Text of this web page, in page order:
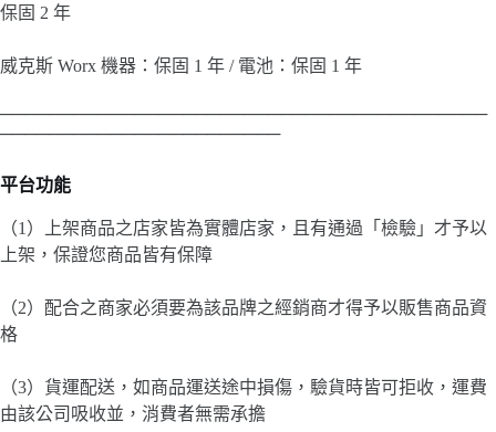
保固 2 年
威克斯 Worx 機器：保固 1 年 / 電池：保固 1 年
────────────────────────────────────────
───────────────────────
平台功能
（1）上架商品之店家皆為實體店家，且有通過「檢驗」才予以
上架，保證您商品皆有保障
（2）配合之商家必須要為該品牌之經銷商才得予以販售商品資
格
（3）貨運配送，如商品運送途中損傷，驗貨時皆可拒收，運費
由該公司吸收並，消費者無需承擔